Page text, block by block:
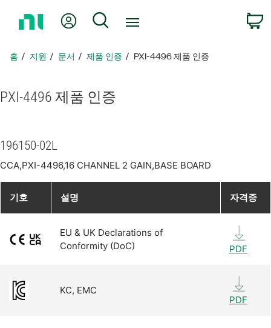
지
아
내 계정 검색
홈 지원 문서 제품 인증 PXI-4496 제품 인증
PXI-4496 제품 인증
196150-02L
CCA,PXI-4496,16 CHANNEL 2 GAIN,BASE BOARD
기호 설명 자격증
EU & UK Declarations of
Conformity (DoC)
PDF
KC, EMC
PDF